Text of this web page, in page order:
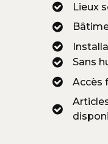
Lieux
Sans
Accès